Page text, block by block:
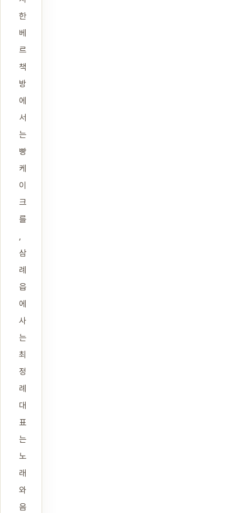
한
베
르
책
방
에
서
는
빵
케
이
크
를
,
삼
례
읍
에
사
는
최
정
례
대
표
는
노
래
와
음